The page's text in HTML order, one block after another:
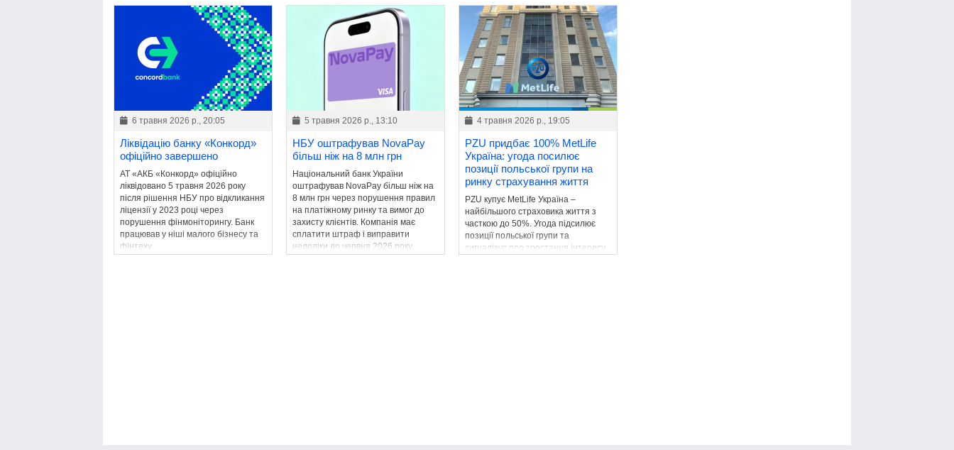
6 травня 2026 р., 20:05
Ліквідацію банку «Конкорд»
офіційно завершено
АТ «АКБ «Конкорд» офіційно
ліквідовано 5 травня 2026 року
після рішення НБУ про відкликання
ліцензії у 2023 році через
порушення фінмоніторингу. Банк
працював у ніші малого бізнесу та
фінтеху.
5 травня 2026 р., 13:10
НБУ оштрафував NovaPay
більш ніж на 8 млн грн
Національний банк України
оштрафував NovaPay більш ніж на
8 млн грн через порушення правил
на платіжному ринку та вимог до
захисту клієнтів. Компанія має
сплатити штраф і виправити
недоліки до червня 2026 року.
4 травня 2026 р., 19:05
PZU придбає 100% MetLife
Україна: угода посилює
позиції польської групи на
ринку страхування життя
PZU купує MetLife Україна –
найбільшого страховика життя з
часткою до 50%. Угода підсилює
позиції польської групи та
сигналізує про зростання інтересу